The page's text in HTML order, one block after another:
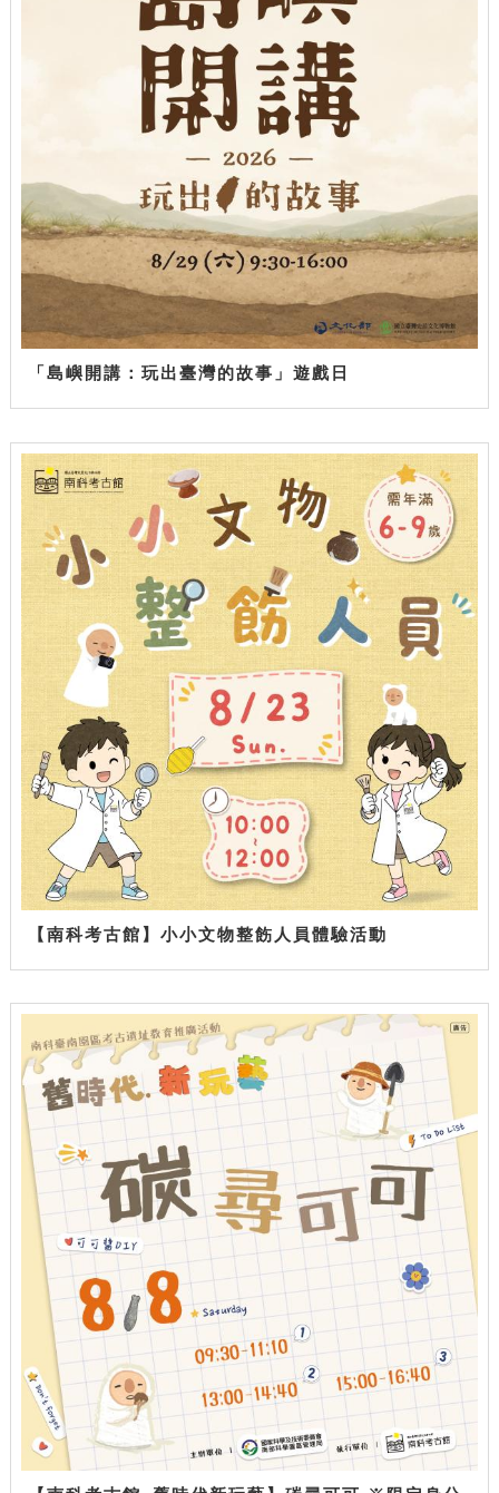
「島嶼開講：玩出臺灣的故事」遊戲日
【南科考古館】小小文物整飭人員體驗活動